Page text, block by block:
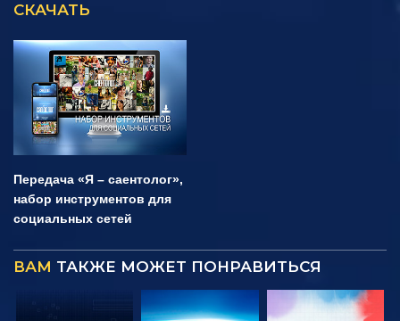
СКАЧАТЬ
Передача «Я – саентолог»,
набор инструментов для
социальных сетей
ВАМ ТАКЖЕ МОЖЕТ ПОНРАВИТЬСЯ